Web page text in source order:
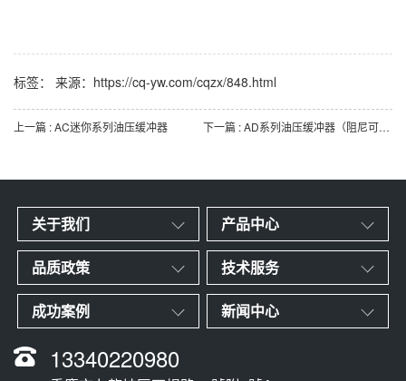
标签： 来源：https://cq-yw.com/cqzx/848.html
上一篇 : AC迷你系列油压缓冲器 下一篇 : AD系列油压缓冲器（阻尼可调）
关于我们 产品中心
品质政策 技术服务
成功案例 新闻中心
13340220980